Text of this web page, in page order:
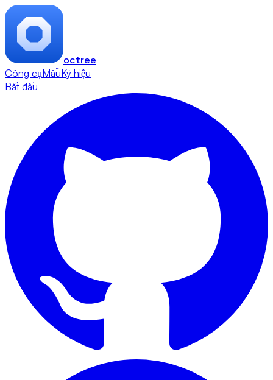
octree
Công cụMẫuKý hiệu
Bắt đầu